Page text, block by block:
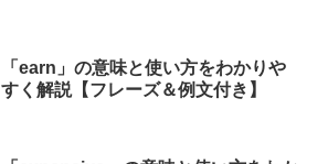
「earn」の意味と使い方をわかりや
すく解説【フレーズ＆例文付き】